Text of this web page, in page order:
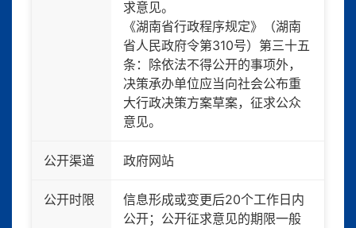
求意见。
《湖南省行政程序规定》（湖南
省人民政府令第310号）第三十五
条：除依法不得公开的事项外，
决策承办单位应当向社会公布重
大行政决策方案草案，征求公众
意见。
公开渠道 政府网站
公开时限
信息形成或变更后20个工作日内
公开；公开征求意见的期限一般